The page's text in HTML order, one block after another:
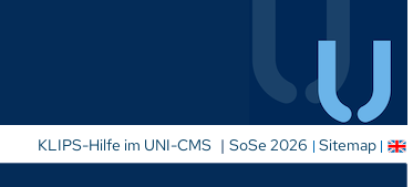
KLIPS-Hilfe im UNI-CMS | SoSe 2026 Sitemap